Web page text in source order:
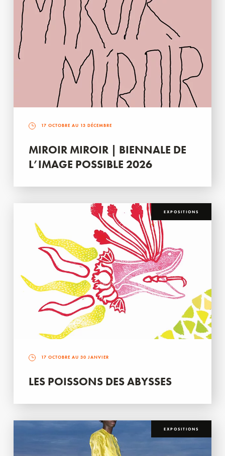
17 OCTOBRE AU 13 DÉCEMBRE
MIROIR MIROIR | BIENNALE DE
L’IMAGE POSSIBLE 2026
EXPOSITIONS
17 OCTOBRE AU 30 JANVIER
LES POISSONS DES ABYSSES
EXPOSITIONS